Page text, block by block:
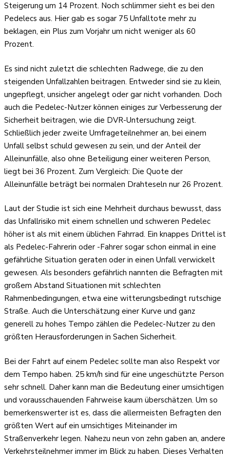
Steigerung um 14 Prozent. Noch schlimmer sieht es bei den
Pedelecs aus. Hier gab es sogar 75 Unfalltote mehr zu
beklagen, ein Plus zum Vorjahr um nicht weniger als 60
Prozent.
Es sind nicht zuletzt die schlechten Radwege, die zu den
steigenden Unfallzahlen beitragen. Entweder sind sie zu klein,
ungepflegt, unsicher angelegt oder gar nicht vorhanden. Doch
auch die Pedelec-Nutzer können einiges zur Verbesserung der
Sicherheit beitragen, wie die DVR-Untersuchung zeigt.
Schließlich jeder zweite Umfrageteilnehmer an, bei einem
Unfall selbst schuld gewesen zu sein, und der Anteil der
Alleinunfälle, also ohne Beteiligung einer weiteren Person,
liegt bei 36 Prozent. Zum Vergleich: Die Quote der
Alleinunfälle beträgt bei normalen Drahteseln nur 26 Prozent.
Laut der Studie ist sich eine Mehrheit durchaus bewusst, dass
das Unfallrisiko mit einem schnellen und schweren Pedelec
höher ist als mit einem üblichen Fahrrad. Ein knappes Drittel ist
als Pedelec-Fahrerin oder -Fahrer sogar schon einmal in eine
gefährliche Situation geraten oder in einen Unfall verwickelt
gewesen. Als besonders gefährlich nannten die Befragten mit
großem Abstand Situationen mit schlechten
Rahmenbedingungen, etwa eine witterungsbedingt rutschige
Straße. Auch die Unterschätzung einer Kurve und ganz
generell zu hohes Tempo zählen die Pedelec-Nutzer zu den
größten Herausforderungen in Sachen Sicherheit.
Bei der Fahrt auf einem Pedelec sollte man also Respekt vor
dem Tempo haben. 25 km/h sind für eine ungeschützte Person
sehr schnell. Daher kann man die Bedeutung einer umsichtigen
und vorausschauenden Fahrweise kaum überschätzen. Um so
bemerkenswerter ist es, dass die allermeisten Befragten den
größten Wert auf ein umsichtiges Miteinander im
Straßenverkehr legen. Nahezu neun von zehn gaben an, andere
Verkehrsteilnehmer immer im Blick zu haben. Dieses Verhalten